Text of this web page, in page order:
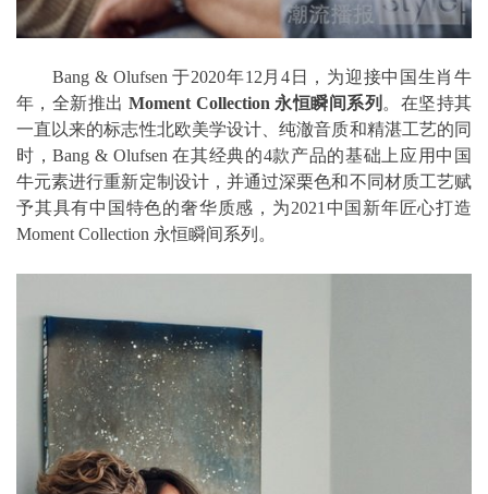
Bang & Olufsen 于2020年12月4日，为迎接中国生肖牛
年，全新推出Moment Collection 永恒瞬间系列 。在坚持其
一直以来的标志性北欧美学设计、纯澈音质和精湛工艺的同
时，Bang & Olufsen 在其经典的4款产品的基础上应用中国
牛元素进行重新定制设计，并通过深栗色和不同材质工艺赋
予其具有中国特色的奢华质感，为2021中国新年匠心打造
Moment Collection 永恒瞬间系列。­